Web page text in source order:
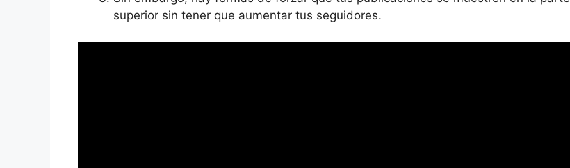
superior sin tener que aumentar tus seguidores.